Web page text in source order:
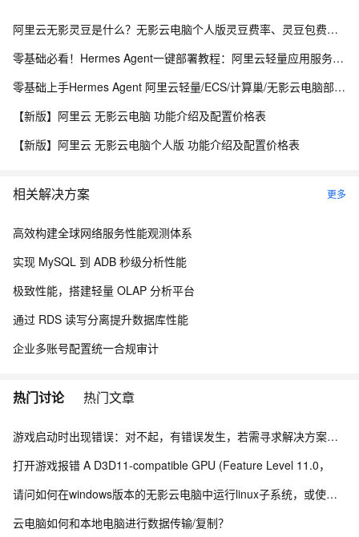
阿里云无影灵豆是什么？无影云电脑个人版灵豆费率、灵豆包费用价格及抵扣规则
零基础必看！Hermes Agent一键部署教程：阿里云轻量应用服务器/无影云电脑/ECS三种方法完整版
零基础上手Hermes Agent 阿里云轻量/ECS/计算巢/无影云电脑部署+Token Plan配置指南
【新版】阿里云 无影云电脑 功能介绍及配置价格表
【新版】阿里云 无影云电脑个人版 功能介绍及配置价格表
相关解决方案 更多
高效构建全球网络服务性能观测体系
实现 MySQL 到 ADB 秒级分析性能
极致性能，搭建轻量 OLAP 分析平台
通过 RDS 读写分离提升数据库性能
企业多账号配置统一合规审计
热门讨论 热门文章
游戏启动时出现错误：对不起，有错误发生，若需寻求解决方案，请访问：xxxxxx
打开游戏报错 A D3D11-compatible GPU (Feature Level 11.0，
请问如何在windows版本的无影云电脑中运行linux子系统，或使用docker？
云电脑如何和本地电脑进行数据传输/复制？